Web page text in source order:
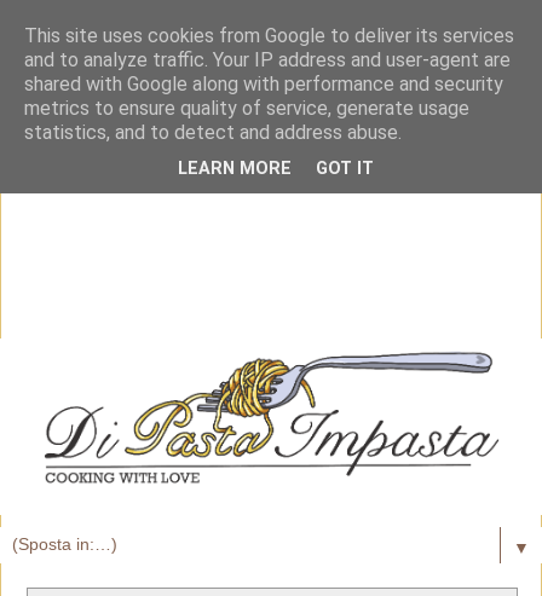
▼
This site uses cookies from Google to deliver its services
and to analyze traffic. Your IP address and user-agent are
shared with Google along with performance and security
metrics to ensure quality of service, generate usage
statistics, and to detect and address abuse.
LEARN MORE GOT IT